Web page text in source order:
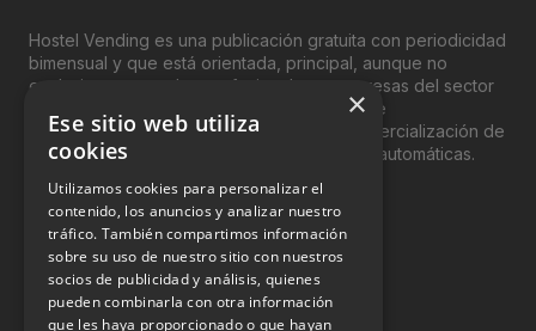
Hostel Vending es una publicación gratuita con periodicidad
bimensual y que está orientada, principal, aunque no
exclusivamente, a los profesionales y empresas del sector
del “Vending”; nombre con el que se conoce
genéricamente entre profesionales a la comercialización de
productos y servicios a través de máquinas automáticas.
INFORMACIÓN LEGAL
Aviso Legal
Política de Privacidad
×
Ese sitio web utiliza
cookies
Utilizamos cookies para personalizar el
contenido, los anuncios y analizar nuestro
tráfico. También compartimos información
sobre su uso de nuestro sitio con nuestros
socios de publicidad y análisis, quienes
pueden combinarla con otra información
que les haya proporcionado o que hayan